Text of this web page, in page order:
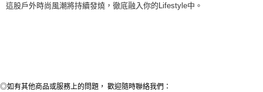
這股戶外時尚風潮將持續發燒，徹底融入你的Lifestyle中 。
◎如有其他商品或服務上的問題， 歡迎隨時聯絡我們：